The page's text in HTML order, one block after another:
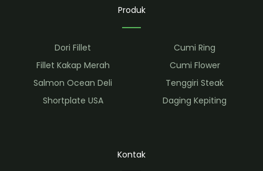
Produk
Dori Fillet
Fillet Kakap Merah
Salmon Ocean Deli
Shortplate USA
Cumi Ring
Cumi Flower
Tenggiri Steak
Daging Kepiting
Kontak